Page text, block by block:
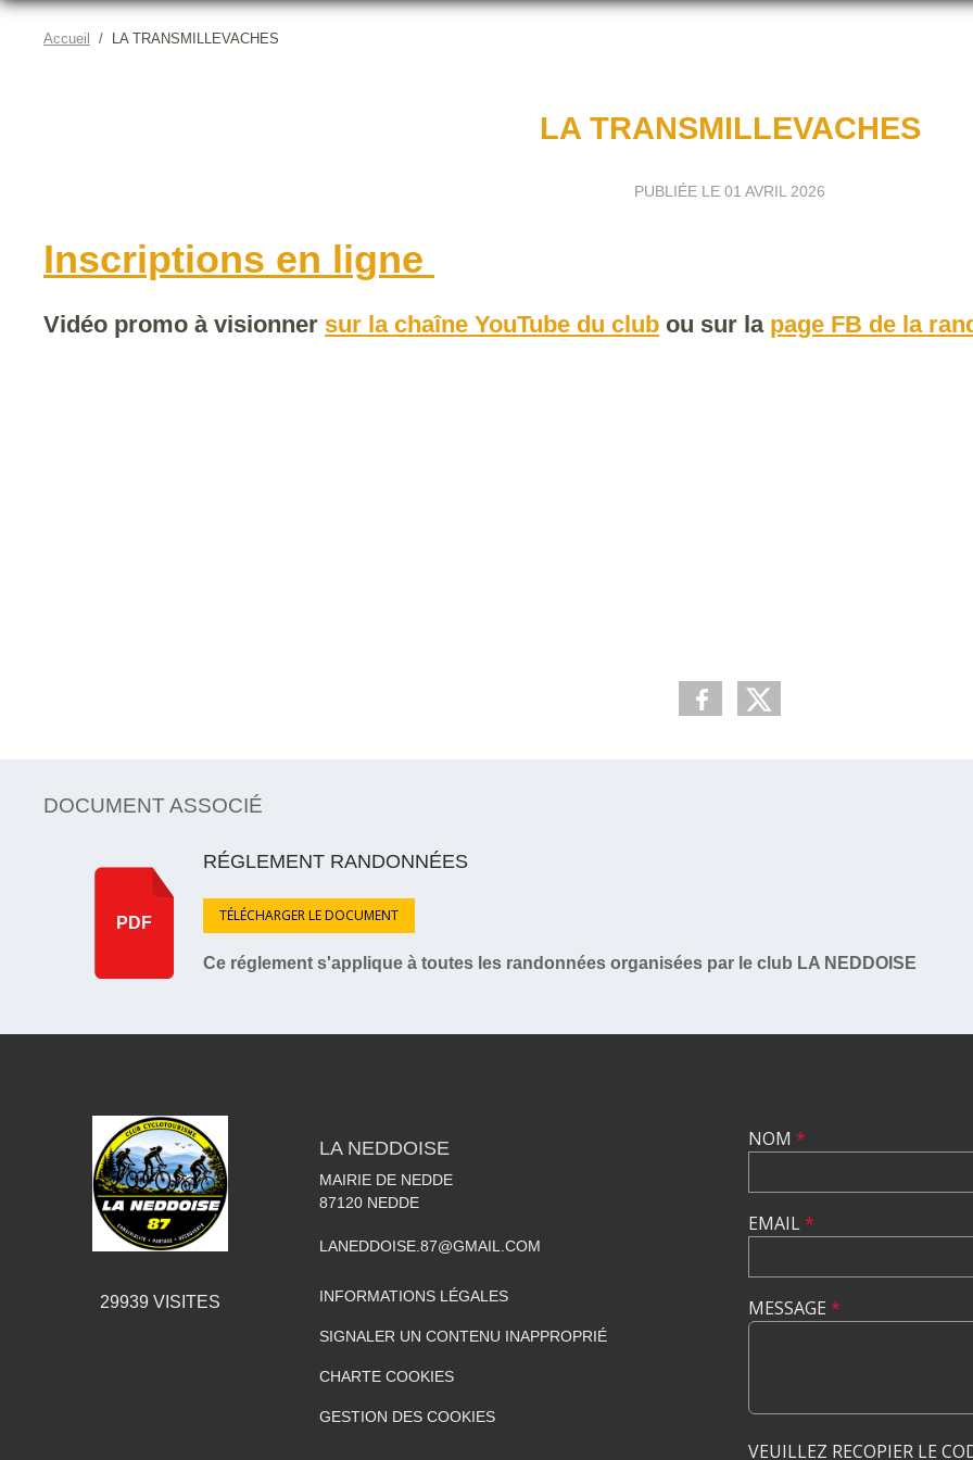
Accueil LA TRANSMILLEVACHES
LA TRANSMILLEVACHES
PUBLIÉE LE 01 AVRIL 2026
Inscriptions en ligne
Vidéo promo à visionner sur la chaîne YouTube du club ou sur la page FB de la
DOCUMENT ASSOCIÉ
PDF
RÉGLEMENT RANDONNÉES
TÉLÉCHARGER LE DOCUMENT
Ce réglement s'applique à toutes les randonnées organisées par le club LA NEDDOISE
29939 VISITES
LA NEDDOISE
MAIRIE DE NEDDE
87120 NEDDE
LANEDDOISE.87@GMAIL.COM
INFORMATIONS LÉGALES
SIGNALER UN CONTENU INAPPROPRIÉ
CHARTE COOKIES
GESTION DES COOKIES
NOM *
EMAIL*
MESSAGE *
VEUILLEZ RECOPIER LE